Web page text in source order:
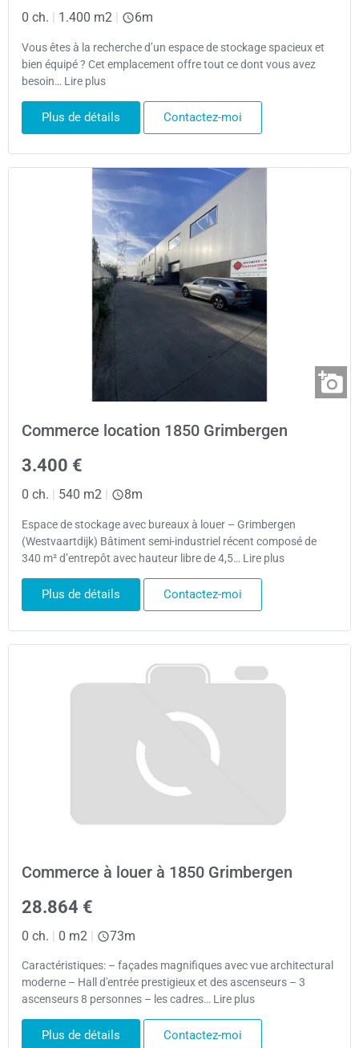
0 ch. 1.400 m2 6m
Vous êtes à la recherche d’un espace de stockage spacieux et
bien équipé ? Cet emplacement offre tout ce dont vous avez
besoin… Lire plus
Plus de détails Contactez-moi
Commerce location 1850 Grimbergen
3.400 €
0 ch. 540 m2 8m
Espace de stockage avec bureaux à louer – Grimbergen
(Westvaartdijk) Bâtiment semi-industriel récent composé de
340 m² d’entrepôt avec hauteur libre de 4,5… Lire plus
Plus de détails Contactez-moi
Commerce à louer à 1850 Grimbergen
28.864 €
0 ch. | 0 m2 | 73m
Caractéristiques: – façades magnifiques avec vue architectural
moderne – Hall d'entrée prestigieux et des ascenseurs – 3
ascenseurs 8 personnes – les cadres… Lire plus
Plus de détails Contactez-moi